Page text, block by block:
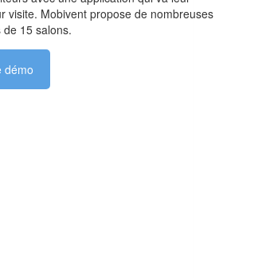
visite. Mobivent propose de nombreuses
15 salons.
démo